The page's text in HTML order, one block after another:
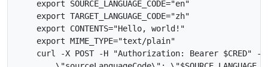
export
SOURCE_LANGUAGE_CODE="en"
export TARGET_LANGUAGE_CODE="zh"
export
CONTENTS="Hello, world!"
export MIME_TYPE="text/plain"
    curl -X POST -H
"Authorization: Bearer $CRED" -